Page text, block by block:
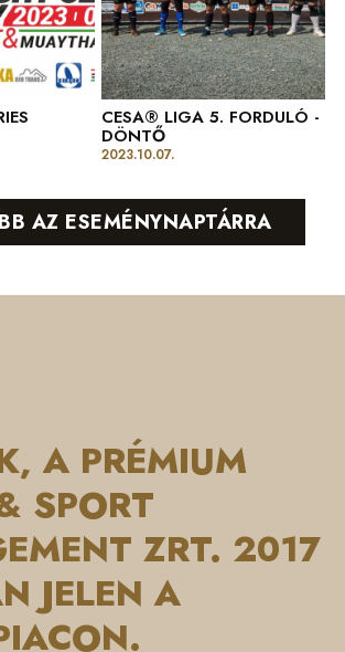
CESA® LIGA 5. FORDULÓ -
DÖNTŐ
2023.10.07.
AZ ESEMÉNYNAPTÁRRA
A PRÉMIUM
SPORT
ZRT. 2017
JELEN A